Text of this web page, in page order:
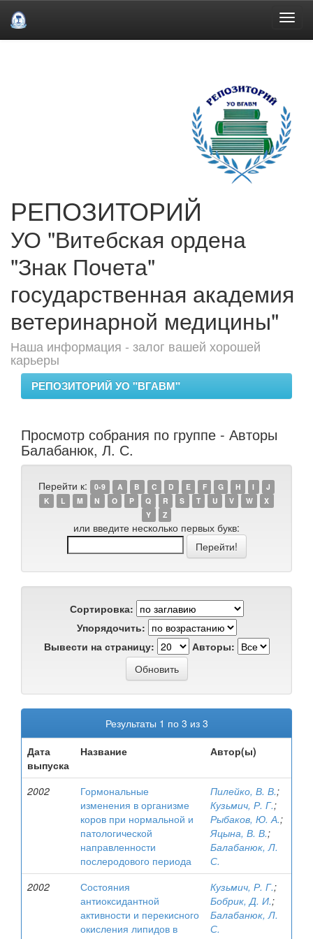
РЕПОЗИТОРИЙ
УО "Витебская ордена
"Знак Почета"
государственная академия
ветеринарной медицины"
Наша информация - залог вашей хорошей
карьеры
РЕПОЗИТОРИЙ УО "ВГАВМ"
Просмотр собрания по группе - Авторы
Балабанюк, Л. С.
Перейти к: 0-9 A B C D E F G H I
J
K
L M N O P Q R S T U V W
X
Y
Z
или введите несколько первых букв:
Сортировка:
Упорядочить:
Вывести на страницу:
Авторы:
Результаты 1 по 3 из 3
Дата
выпуска
Название Автор(ы)
2002
Гормональные
изменения в организме
коров при нормальной и
патологической
направленности
послеродового периода
Пилейко, В. В.;
Кузьмич, Р. Г.;
Рыбаков, Ю. А.;
Яцына, В. В.;
Балабанюк, Л.
С.
2002
Состояния
антиоксидантной
активности и перекисного
окисления липидов в
Кузьмич, Р. Г.;
Бобрик, Д. И.;
Балабанюк, Л.
С.